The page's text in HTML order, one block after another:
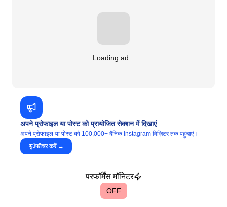
Loading ad...
अपने प्रोफाइल या पोस्ट को प्रायोजित सेक्शन में दिखाएं
अपने प्रोफाइल या पोस्ट को 100,000+ दैनिक Instagram विज़िटर तक पहुंचाएं।
फीचर करें→
परफॉर्मेंस मॉनिटर
OFF